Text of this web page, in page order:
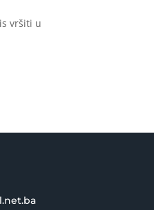
vršiti u